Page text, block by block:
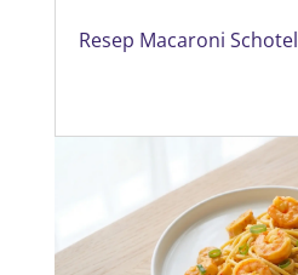
Resep Macaroni Schotel